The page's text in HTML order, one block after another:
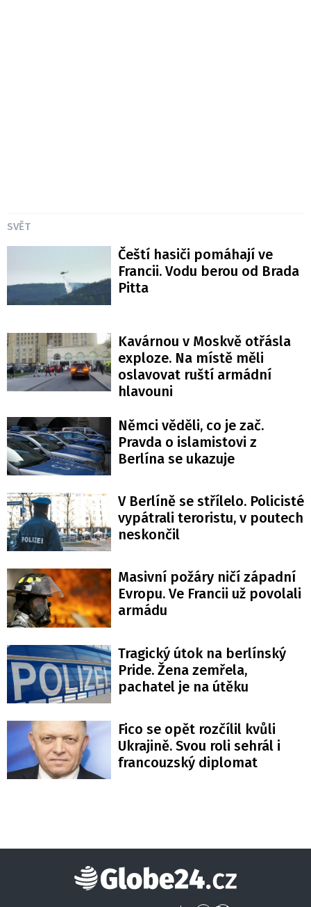
SVĚT
Čeští hasiči pomáhají ve
Francii. Vodu berou od Brada
Pitta
Kavárnou v Moskvě otřásla
exploze. Na místě měli
oslavovat ruští armádní
hlavouni
Němci věděli, co je zač.
Pravda o islamistovi z
Berlína se ukazuje
V Berlíně se střílelo. Policisté
vypátrali teroristu, v poutech
neskončil
Masivní požáry ničí západní
Evropu. Ve Francii už povolali
armádu
Tragický útok na berlínský
Pride. Žena zemřela,
pachatel je na útěku
Fico se opět rozčílil kvůli
Ukrajině. Svou roli sehrál i
francouzský diplomat
Globe24